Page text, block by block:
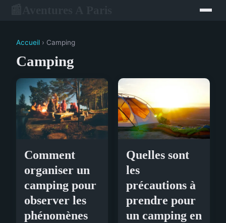
Accueil › Camping
Camping
Comment
organiser un
camping pour
observer les
phénomènes
Quelles sont
les
précautions à
prendre pour
un camping en